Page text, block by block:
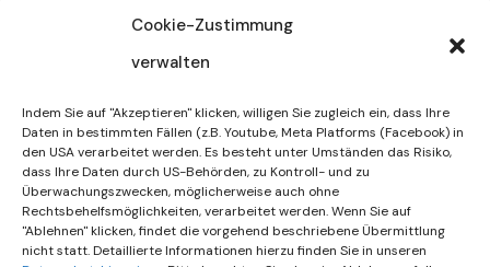
Cookie-Zustimmung
verwalten
Indem Sie auf "Akzeptieren" klicken, willigen Sie zugleich ein, dass Ihre
Daten in bestimmten Fällen (z.B. Youtube, Meta Platforms (Facebook) in
den USA verarbeitet werden. Es besteht unter Umständen das Risiko,
dass Ihre Daten durch US-Behörden, zu Kontroll- und zu
Überwachungszwecken, möglicherweise auch ohne
Rechtsbehelfsmöglichkeiten, verarbeitet werden. Wenn Sie auf
"Ablehnen" klicken, findet die vorgehend beschriebene Übermittlung
nicht statt. Detaillierte Informationen hierzu finden Sie in unseren
Sommerferien | KW 31/…
30. Juli 2026
Gemeinsames Friedensgebet
Setzt Zeichen …
15. Juli 2026